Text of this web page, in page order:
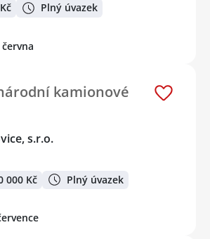
Plný úvazek
kamionové
s.r.o.
000 Kč Plný úvazek